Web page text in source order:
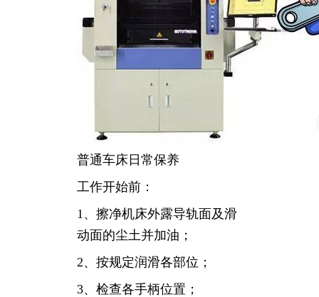
普通车床日常保养
工作开始前：
1、擦净机床外露导轨面及滑
动面的尘土并加油；
2、按规定润滑各部位；
3、检查各手柄位置；